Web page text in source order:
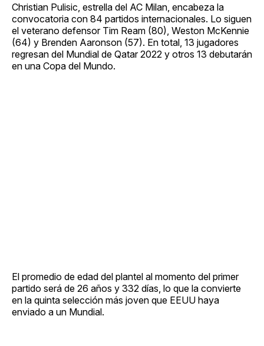
Christian Pulisic, estrella del AC Milan, encabeza la
convocatoria con 84 partidos internacionales. Lo siguen
el veterano defensor Tim Ream (80), Weston McKennie
(64) y Brenden Aaronson (57). En total, 13 jugadores
regresan del Mundial de Qatar 2022 y otros 13 debutarán
en una Copa del Mundo.
El promedio de edad del plantel al momento del primer
partido será de 26 años y 332 días, lo que la convierte
en la quinta selección más joven que EEUU haya
enviado a un Mundial.